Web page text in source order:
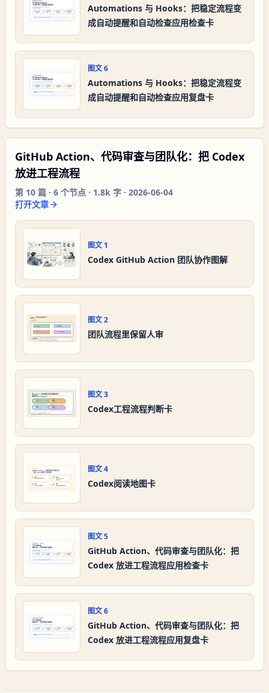
Automations 与 Hooks：把稳定流程变
成自动提醒和自动检查应用检查卡
图文6
Automations 与 Hooks：把稳定流程变
成自动提醒和自动检查应用复盘卡
GitHub Action、代码审查与团队化：把 Codex
放进工程流程
第 10 篇 · 6 个节点 · 1.8k 字 · 2026-06-04
打开文章
图文 1
Codex GitHub Action 团队协作图解
图文2
团队流程里保留人审
图文3
Codex工程流程判断卡
图文4
Codex阅读地图卡
图文5
GitHub Action、代码审查与团队化：把
Codex 放进工程流程应用检查卡
图文6
GitHub Action、代码审查与团队化：把
Codex 放进工程流程应用复盘卡